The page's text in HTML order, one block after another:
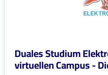
Duales Studium
virtuellen Campus -